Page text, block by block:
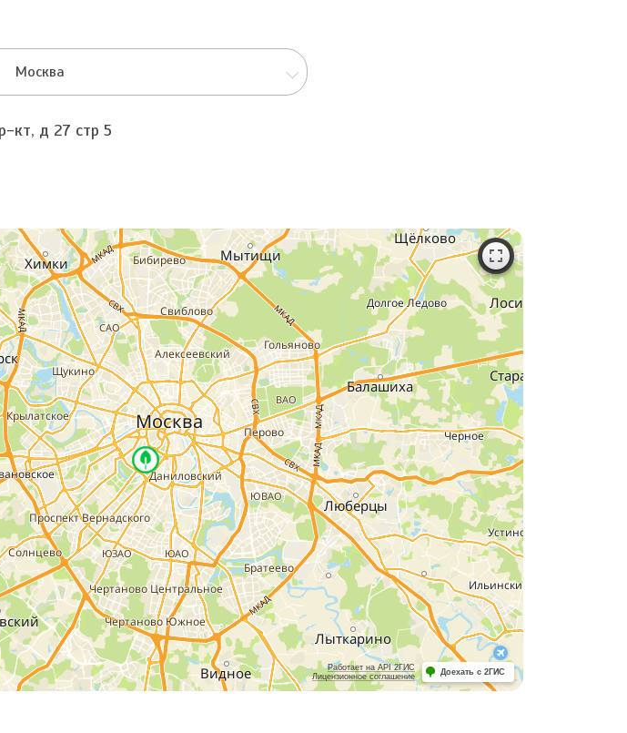
Москва
кт, д 27 стр 5
Работает на API 2ГИС
Лицензионное соглашение
Доехать с 2ГИС